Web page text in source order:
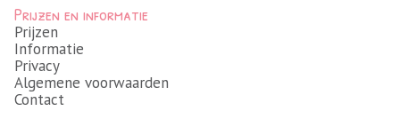
Prijzen en informatie
Prijzen
Informatie
Privacy
Algemene voorwaarden
Contact